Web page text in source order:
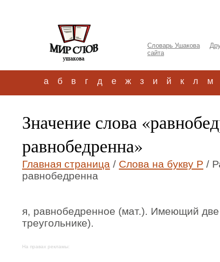
Словарь Ушакова
сайта
а б в г д е ж з и й к л м
Значение слова
равнобедренна»
Главная страница / Слова на букву Р /
равнобедренна
я, равнобедренное (мат.). Имеющий
треугольнике).
На правах рекламы: